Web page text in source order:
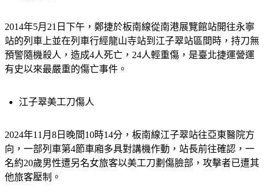
2014年5月21日下午，鄭捷於板南線從南港展覽館站開往永寧
站的列車上並在列車行經龍山寺站到江子翠站區間時，持刀無
預警隨機殺人，造成4人死亡，24人輕重傷，是臺北捷運營運
有史以來最嚴重的傷亡事件。
江子翠美工刀傷人
2024年11月8日晚間10時14分，板南線江子翠站往亞東醫院方
向，一部列車第4節車廂多具對講機作動，站長前往確認，一
名約20歲男性遭另名女旅客以美工刀劃傷臉部，攻擊者已遭其
他旅客壓制。